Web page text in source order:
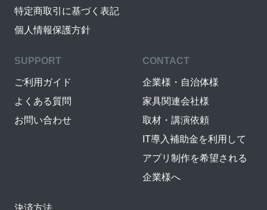
特定商取引に基づく表記
個人情報保護方針
SUPPORT
ご利用ガイド
よくある質問
お問い合わせ
CONTACT
企業様・自治体様
家具関連会社様
取材・講演依頼
IT導入補助金を利用して
アプリ制作を希望される
企業様へ